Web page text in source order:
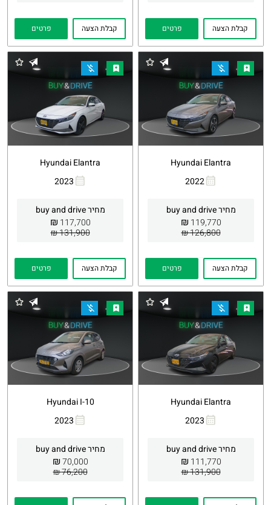
קבלת הצעה פרטים קבלת הצעה פרטים
Hyundai Elantra
2022
מחיר buy and drive
119,770
₪
126,800 ₪
Whatsapp
קבלת הצעה פרטים
Hyundai Elantra
2023
מחיר buy and drive
117,700
₪
131,900 ₪
Whatsapp
קבלת הצעה פרטים
Hyundai Elantra
2023
מחיר buy and drive
111,770
₪
131,900 ₪
Whatsapp
Hyundai I-10
2023
מחיר buy and drive
70,000
₪
76,200 ₪
Whatsapp